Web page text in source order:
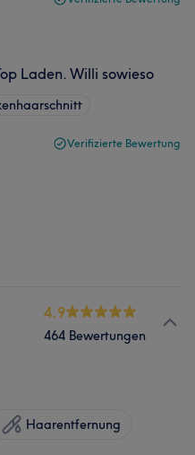
Laden. Willi sowieso
Verifizierte Bewertung
4.9
464 Bewertungen
Haarentfernung